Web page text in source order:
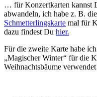
… für Konzertkarten kannst
abwandeln, ich habe z. B.
Schmetterlingskarte mal für
dazu findest Du hier.
Für die zweite Karte habe
„Magischer Winter“ für die
Weihnachtsbäume